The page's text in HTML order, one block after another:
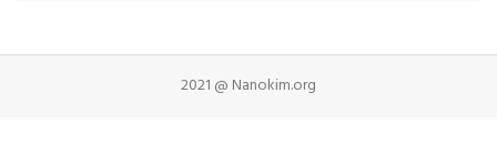
2021 @ Nanokim.org